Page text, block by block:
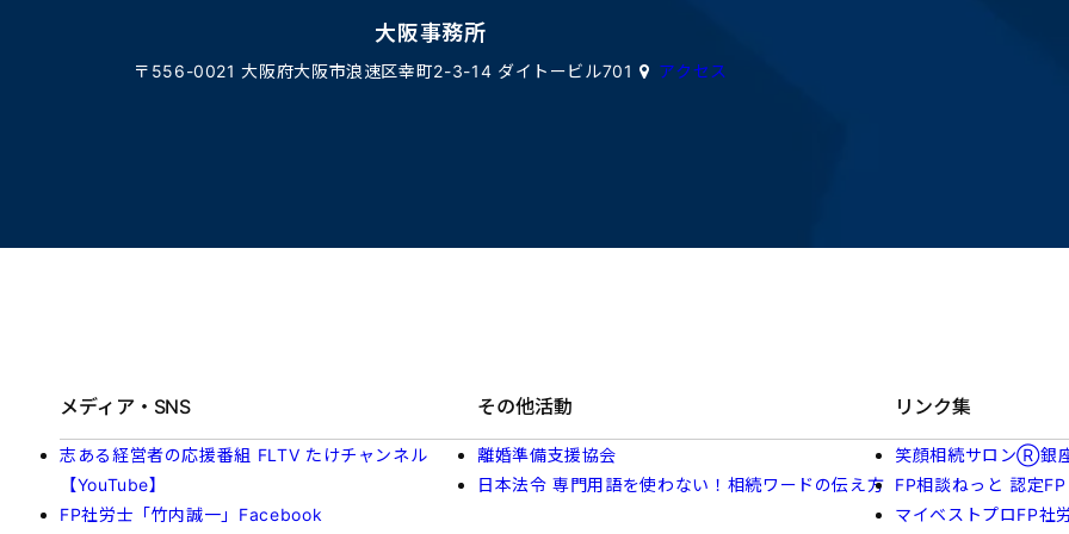
大阪事務所
〒556-0021 大阪府大阪市浪速区幸町2-3-14 ダイトービル701 アクセス
メディア・SNS
志ある経営者の応援番組 FLTV たけチャンネル
【YouTube】
FP社労士「竹内誠一」Facebook
その他活動
離婚準備支援協会
日本法令 専門用語を使わない！相続ワードの伝え方
リンク集
笑顔相続サロンⓇ銀
FP相談ねっと 認定FP
マイベストプロFP社